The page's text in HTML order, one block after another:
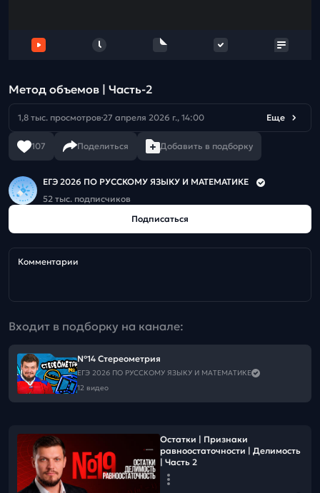
отзыв
Метод объемов | Часть-2
1,8 тыс. просмотров 27 апреля 2026 г., 14:00 Еще
107 Поделиться Добавить в подборку
ЕГЭ 2026 ПО РУССКОМУ ЯЗЫКУ И МАТЕМАТИКЕ
52 тыс. подписчиков
Подписаться
Комментарии
Входит в подборку на канале:
№14 Стереометрия
ЕГЭ 2026 ПО РУССКОМУ ЯЗЫКУ И МАТЕМАТИКЕ
12 видео
Остатки | Признаки
равноостаточности | Делимость
| Часть 2